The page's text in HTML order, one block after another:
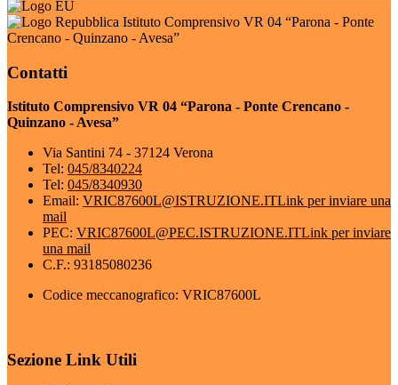
Istituto Comprensivo VR 04 “Parona - Ponte
Crencano - Quinzano - Avesa”
Contatti
Istituto Comprensivo VR 04 “Parona - Ponte Crencano -
Quinzano - Avesa”
Via Santini 74 - 37124 Verona
Tel: 045/8340224
Tel: 045/8340930
Email: VRIC87600L@ISTRUZIONE.ITLink per inviare una
mail
PEC: VRIC87600L@PEC.ISTRUZIONE.ITLink per inviare
una mail
C.F.: 93185080236
Codice meccanografico: VRIC87600L
Sezione Link Utili